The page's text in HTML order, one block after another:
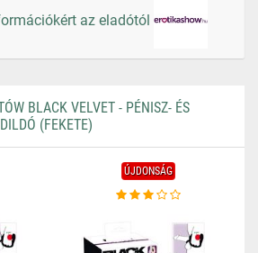
az eladótól
BLACK VELVET - PÉNISZ- ÉS
(FEKETE)
ÚJDONSÁG